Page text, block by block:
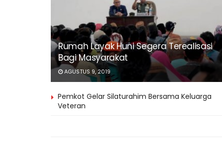
Rumah Layak Huni Segera Terealisasi
Bagi Masyarakat
AGUSTUS 9, 2019
Pemkot Gelar Silaturahim Bersama Keluarga
Veteran